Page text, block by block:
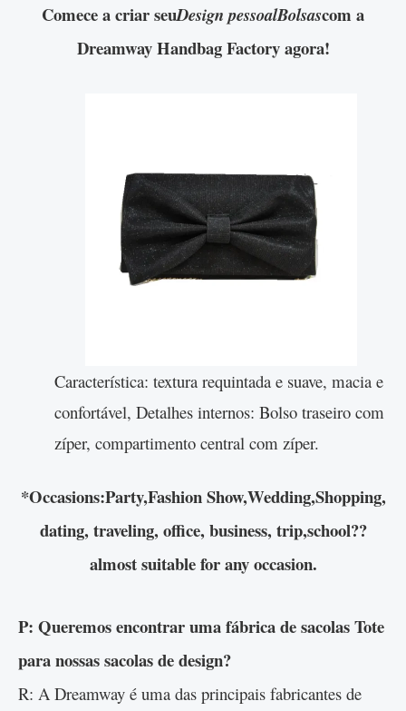
Comece a criar seuDesign pessoalBolsascom a
Dreamway Handbag Factory agora!
Característica: textura requintada e suave, macia e
confortável, Detalhes internos: Bolso traseiro com
zíper, compartimento central com zíper.
*Occasions:Party,Fashion Show,Wedding,Shopping,
dating, traveling, office, business, trip,school??
almost suitable for any occasion.
P: Queremos encontrar uma fábrica de sacolas Tote
para nossas sacolas de design?
R: A Dreamway é uma das principais fabricantes de